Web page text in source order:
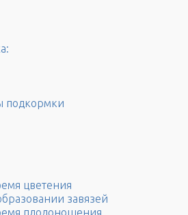
подкормки
цветения
завязей
плодоношения